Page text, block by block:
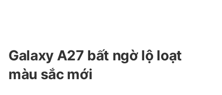
Galaxy A27 bất ngờ lộ loạt
màu sắc mới